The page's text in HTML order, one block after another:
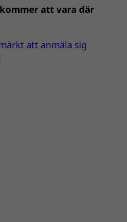
att vara där
att anmäla sig